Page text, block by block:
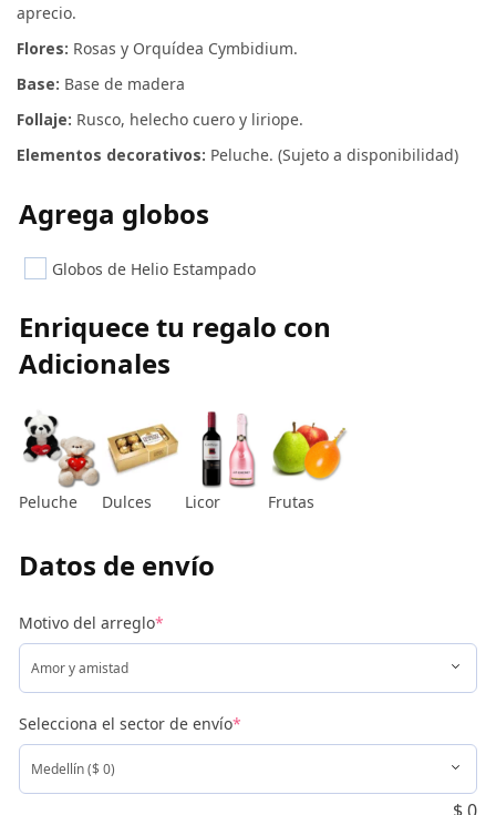
aprecio.
Flores: Rosas y Orquídea Cymbidium.
Base: Base de madera
Follaje: Rusco, helecho cuero y liriope.
Elementos decorativos: Peluche. (Sujeto a disponibilidad)
Agrega globos
Globos de Helio Estampado
Enriquece tu regalo con
Adicionales
Peluche Dulces Licor Frutas
Datos de envío
Motivo del arreglo*
Selecciona el sector de envío*